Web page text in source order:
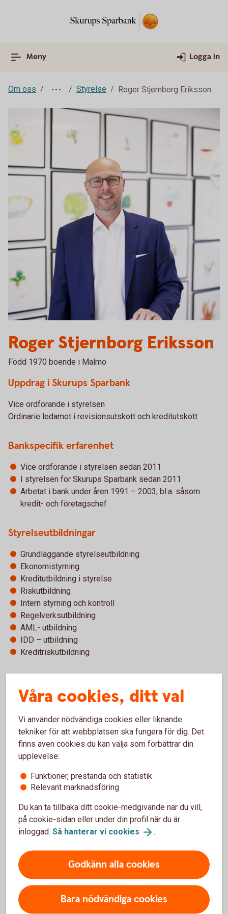
Meny Logga in
Om oss Styrelse Roger Stjernborg Eriksson
Roger Stjernborg Eriksson
Född 1970 boende i Malmö
Uppdrag i Skurups Sparbank
Vice ordförande i styrelsen
Ordinarie ledamot i revisionsutskott och kreditutskott
Bankspecifik erfarenhet
Vice ordförande i styrelsen sedan 2011
I styrelsen för Skurups Sparbank sedan 2011
Arbetat i bank under åren 1991 – 2003, bl.a. såsom
kredit- och företagschef
Styrelseutbildningar
Grundläggande styrelseutbildning
Ekonomistyrning
Kreditutbildning i styrelse
Riskutbildning
Intern styrning och kontroll
Regelverksutbildning
AML- utbildning
IDD – utbildning
Kreditriskutbildning
3-årig ekonomiskt gymnasium
Ekonomihögskolan, fristående kurser
Arbetslivserfarenhet i urval
2004 – 2011 VD och koncernchef Dagon AB
2011 – Grundare Norama AB
Styrelseuppdrag i urval
Holding AB
Ledamotens oberoende
Ledamoten är oberoende i förhållande till banken och
Våra cookies, ditt val
Vi använder nödvändiga cookies eller liknande
tekniker för att webbplatsen ska fungera för dig. Det
finns även cookies du kan välja som förbättrar din
upplevelse:
Funktioner, prestanda och statistik
Relevant marknadsföring
Du kan ta tillbaka ditt cookie-medgivande när du vill,
på cookie-sidan eller under din profil när du är
inloggad. Så hanterar vi cookies .
Godkänn alla cookies
Bara nödvändiga cookies